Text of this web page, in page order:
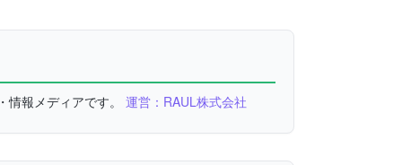
報メディアです。 運営：RAUL株式会社